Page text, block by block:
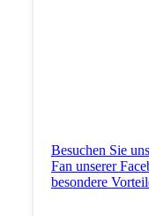
Besuchen Sie
Fan unserer
besondere